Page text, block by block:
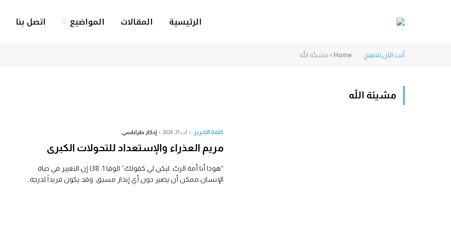
الرئيسية المقالات المواضيع اتصل بنا
أنت الآن تتصفح: Home
» مشيئة اللّه
مشيئة اللّه
كلمة التحرير آب 31, 2024 إدكار طرابلسي
مريم العذراء والإستعداد للتحولات الكبرى
“هوذا أنا أمة الربّ. ليكن لي كقولك” (لوقا 1: 38) إن التغيير في حياة
الإنسان ممكن أن يصير دون أي إنذار مسبق. وقد يكون فريداً لدرجة…